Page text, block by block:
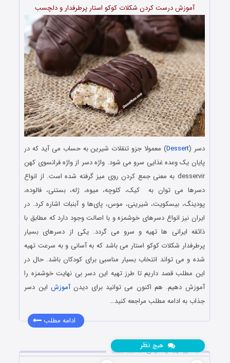
آموزش درست کردن شکلات کوکو استار پرطرفدار و دلچسب
دسر (Dessert) معمولا جزو تنقلات شیرین به حساب می آید که در
پایان یک وعده غذایی سرو می شود. واژه دسر از واژه فرانسوی کهن
desservir به معنی جمع کردن روی میز گرفته شده‌ است. از انواع
دسرها می توان به کیک، کلوچه، میوه، ژله، بستنی، فالوده،
پودینگ، بیسکویت، شیرینی، موس، پای‌ها و آبنبات‌ اشاره کرد. در
ایران نیز انواع دسرهای خوشمزه و با اصالت وجود دارد که مطابق با
ذائقه ایرانی ها تهیه و سرو می گردد. یکی از دسرهای بسیار
پرطرفدار شکلات کوکو استار می باشد که به آسانی و به سرعت تهیه
شده و می تواند انتخاب بسیار مناسبی برای کودکان باشد. حال در
این مطلب قصد داریم تا طرز تهیه این دسر بی نهایت خوشمزه را
آموزش دهیم. هم اکنون می توانید برای دیدنآموزش این دسر
جذاب به ادامه مطلب مراجعه کنید…
ادامه مطلب
طرز تهیه پف پفی
هیچ نظر